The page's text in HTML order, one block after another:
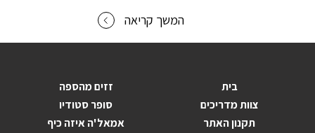
המשך קריאה
בית
צוות מדריכים
תקנון האתר
זזים מהספה
סופר סטודיו
אמאל'ה איזה כיף